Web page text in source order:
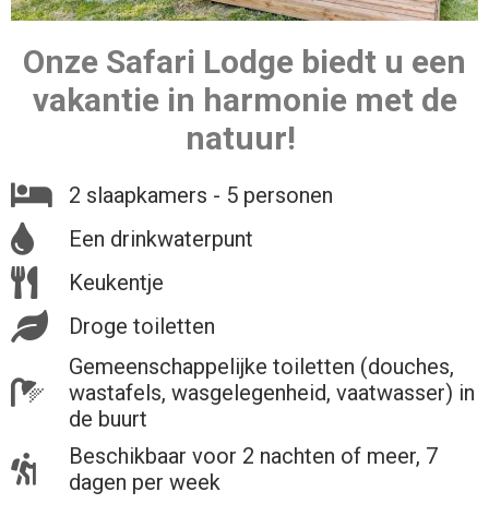
Onze Safari Lodge biedt u een
vakantie in harmonie met de
natuur!
2 slaapkamers - 5 personen
Een drinkwaterpunt
Keukentje
Droge toiletten
Gemeenschappelijke toiletten (douches,
wastafels, wasgelegenheid, vaatwasser) in
de buurt
Beschikbaar voor 2 nachten of meer, 7
dagen per week